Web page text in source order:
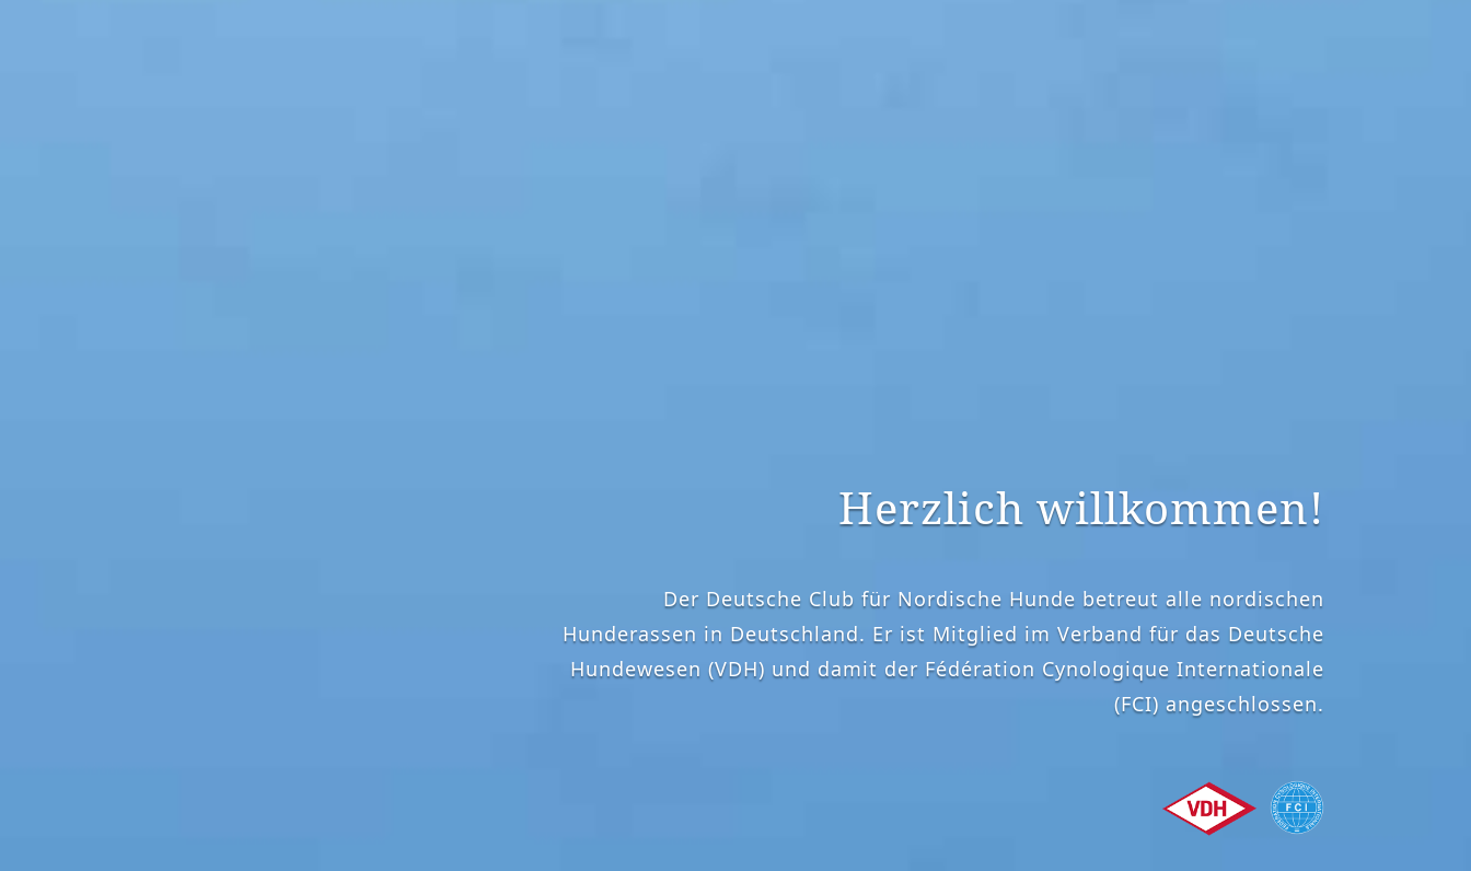
Herzlich willkommen!
Der Deutsche Club für Nordische Hunde betreut alle nordischen
Hunderassen in Deutschland. Er ist Mitglied im Verband für das Deutsche
Hundewesen (VDH) und damit der Fédération Cynologique Internationale
(FCI) angeschlossen.